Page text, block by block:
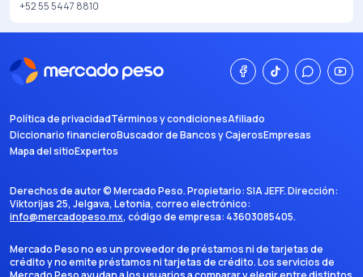
+52 55 5447 8810
Política de privacidadTérminos y condicionesAfiliado
Diccionario financieroBuscador de Bancos y CajerosEmpresas
Mapa del sitioExpertos
Derechos de autor ©Mercado Peso. Propietario:SIA JEFF. Dirección:
Viktorijas 25, Jelgava, Letonia, correo electrónico:
info@mercadopeso.mx, código de empresa: 43603085405.
Mercado Peso no es un proveedor de préstamos ni de tarjetas de
crédito y no emite préstamos ni tarjetas de crédito. Los servicios de